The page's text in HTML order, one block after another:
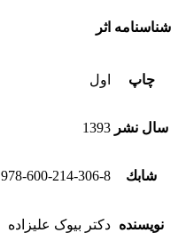
شناسنامه اثر
چاپ اول
سال نشر 1393
شابك 978-600-214-306-8
نویسنده دکتر بیوک علیزاده